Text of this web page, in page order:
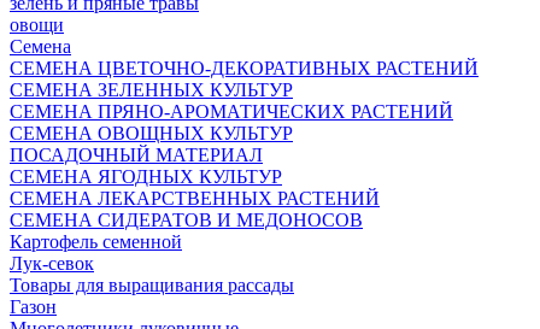
овощи
Семена
СЕМЕНА ЦВЕТОЧНО-ДЕКОРАТИВНЫХ РАСТЕНИЙ
СЕМЕНА ЗЕЛЕННЫХ КУЛЬТУР
СЕМЕНА ПРЯНО-АРОМАТИЧЕСКИХ РАСТЕНИЙ
СЕМЕНА ОВОЩНЫХ КУЛЬТУР
ПОСАДОЧНЫЙ МАТЕРИАЛ
СЕМЕНА ЯГОДНЫХ КУЛЬТУР
СЕМЕНА ЛЕКАРСТВЕННЫХ РАСТЕНИЙ
СЕМЕНА СИДЕРАТОВ И МЕДОНОСОВ
Картофель семенной
Лук-севок
Товары для выращивания рассады
Газон